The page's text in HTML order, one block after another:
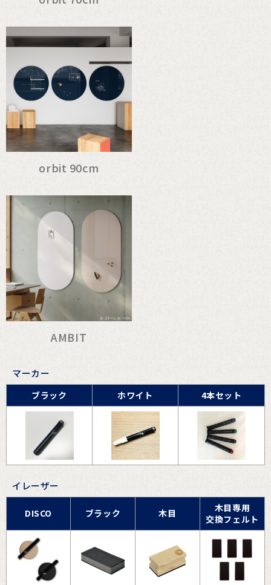
orbit 90cm
AMBIT
マーカー
ブラック ホワイト 4本セット
イレーザー
DISCO ブラック 木目
木目専用
交換フェルト